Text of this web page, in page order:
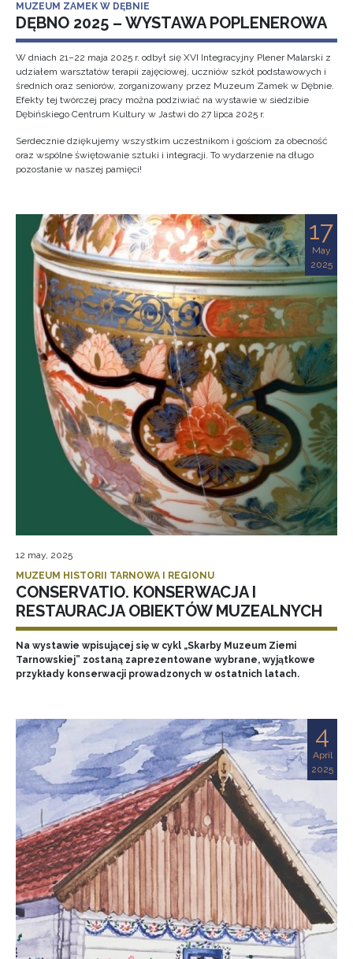
MUZEUM ZAMEK W DĘBNIE
DĘBNO 2025 – WYSTAWA POPLENEROWA
W dniach 21–22 maja 2025 r. odbył się XVI Integracyjny Plener Malarski z
udziałem warsztatów terapii zajęciowej, uczniów szkół podstawowych i
średnich oraz seniorów, zorganizowany przez Muzeum Zamek w Dębnie.
Efekty tej twórczej pracy można podziwiać na wystawie w siedzibie
Dębińskiego Centrum Kultury w Jastwi do 27 lipca 2025 r.
Serdecznie dziękujemy wszystkim uczestnikom i gościom za obecność
oraz wspólne świętowanie sztuki i integracji. To wydarzenie na długo
pozostanie w naszej pamięci!
17
May
2025
12 may, 2025
MUZEUM HISTORII TARNOWA I REGIONU
CONSERVATIO. KONSERWACJA I
RESTAURACJA OBIEKTÓW MUZEALNYCH
Na wystawie wpisującej się w cykl „Skarby Muzeum Ziemi
Tarnowskiej” zostaną zaprezentowane wybrane, wyjątkowe
przykłady konserwacji prowadzonych w ostatnich latach.
4
April
2025